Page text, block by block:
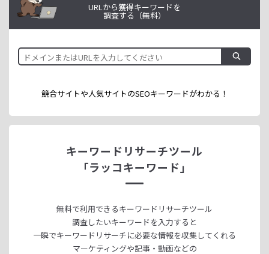
URLから獲得キーワードを
調査する（無料）
競合サイトや人気サイトのSEOキーワードがわかる！
キーワードリサーチツール
「ラッコキーワード」
無料で利用できるキーワードリサーチツール
調査したいキーワードを入力すると
一瞬でキーワードリサーチに必要な情報を収集してくれる
マーケティングや記事・動画などの